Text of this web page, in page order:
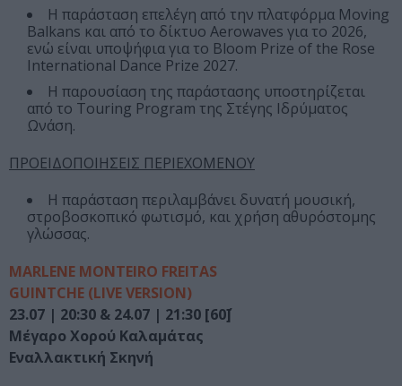
Η παράσταση επελέγη από την πλατφόρμα Moving
Balkans και από το δίκτυο Aerowaves για το 2026,
ενώ είναι υποψήφια για το Bloom Prize of the Rose
International Dance Prize 2027.
Η παρουσίαση της παράστασης υποστηρίζεται
από το Touring Program της Στέγης Ιδρύματος
Ωνάση.
ΠΡΟΕΙΔΟΠΟΙΗΣΕΙΣ ΠΕΡΙΕΧΟΜΕΝΟΥ
Η παράσταση περιλαμβάνει δυνατή μουσική,
στροβοσκοπικό φωτισμό, και χρήση αθυρόστομης
γλώσσας.
MARLENE MONTEIRO FREITAS
GUINTCHE (LIVE VERSION)
23.07 | 20:30 & 24.07 | 21:30 [60΄]
Μέγαρο Χορού Καλαμάτας
Εναλλακτική Σκηνή